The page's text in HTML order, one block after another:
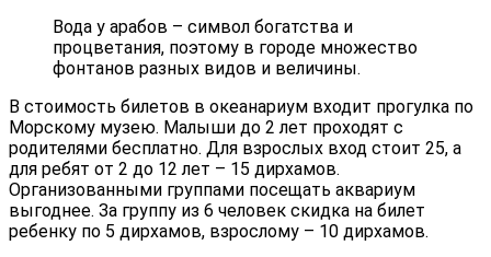
Вода у арабов – символ богатства и
процветания, поэтому в городе множество
фонтанов разных видов и величины.
В стоимость билетов в океанариум входит прогулка по
Морскому музею. Малыши до 2 лет проходят с
родителями бесплатно. Для взрослых вход стоит 25, а
для ребят от 2 до 12 лет – 15 дирхамов.
Организованными группами посещать аквариум
выгоднее. За группу из 6 человек скидка на билет
ребенку по 5 дирхамов, взрослому – 10 дирхамов.